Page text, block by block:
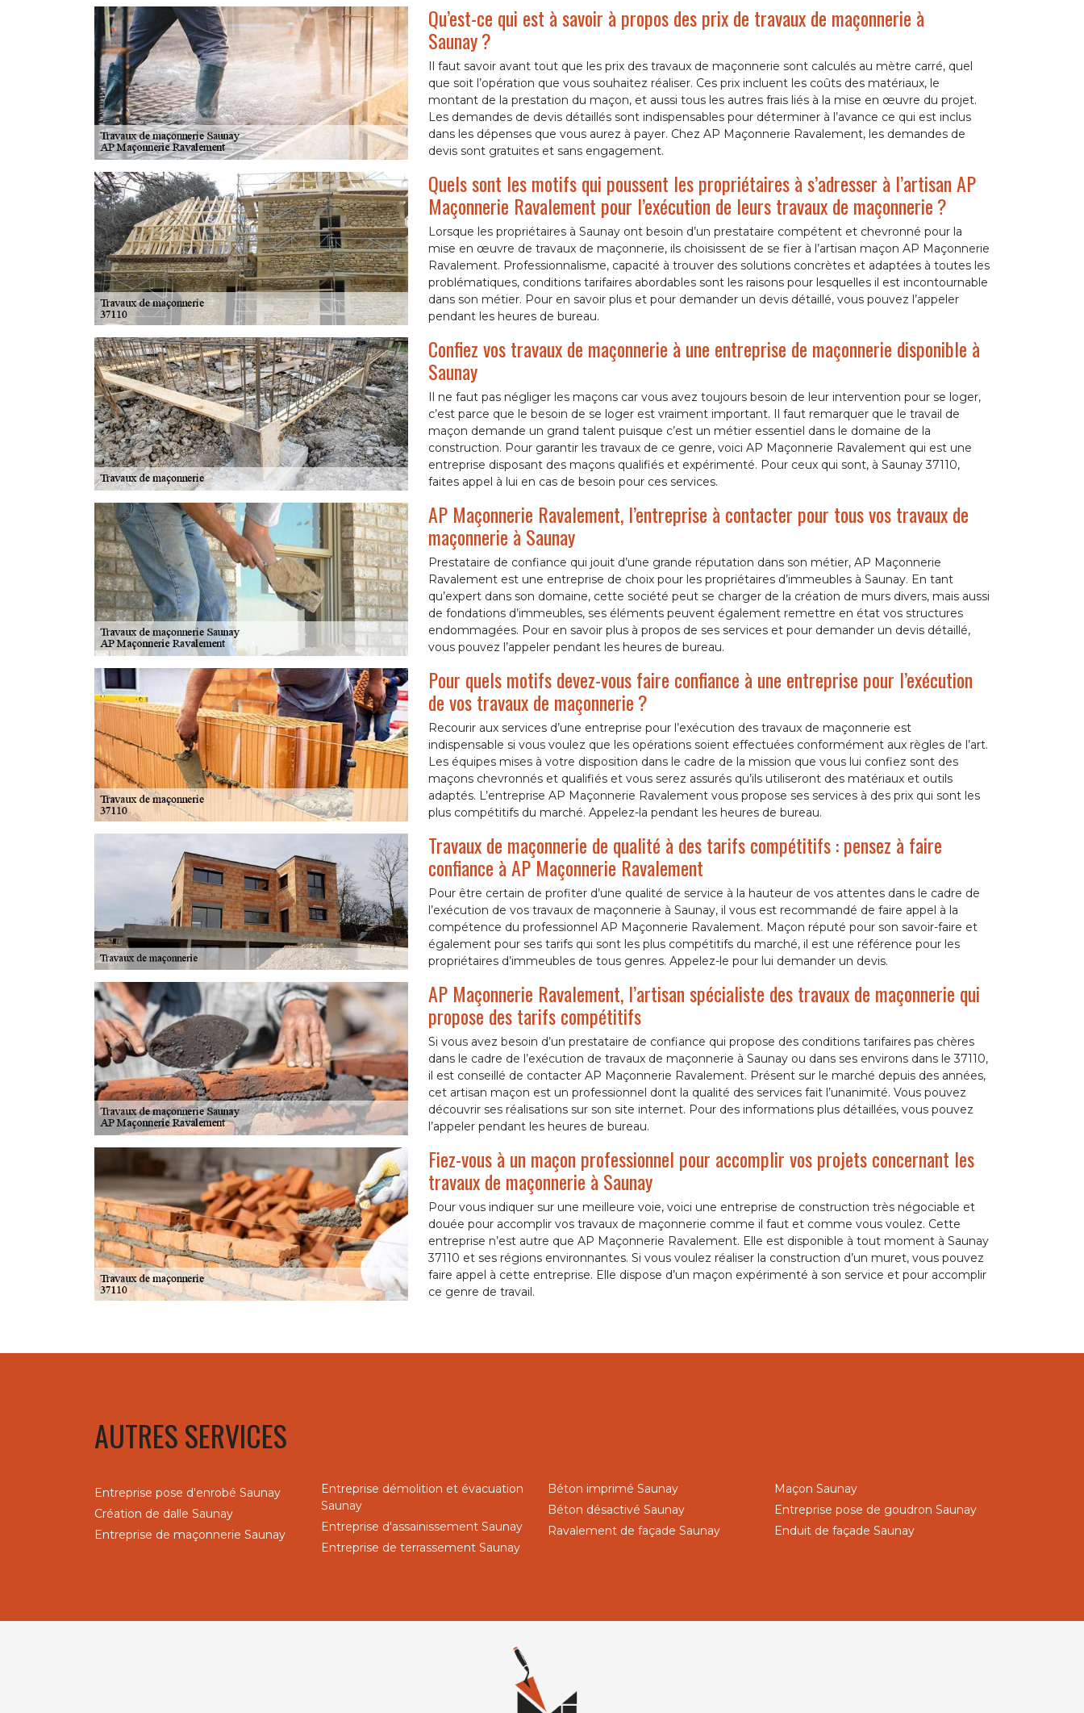
Qu’est-ce qui est à savoir à propos des prix de travaux de maçonnerie à
Saunay ?
Il faut savoir avant tout que les prix des travaux de maçonnerie sont calculés au mètre carré, quel
que soit l’opération que vous souhaitez réaliser. Ces prix incluent les coûts des matériaux, le
montant de la prestation du maçon, et aussi tous les autres frais liés à la mise en œuvre du projet.
Les demandes de devis détaillés sont indispensables pour déterminer à l’avance ce qui est inclus
dans les dépenses que vous aurez à payer. Chez AP Maçonnerie Ravalement, les demandes de
devis sont gratuites et sans engagement.
Quels sont les motifs qui poussent les propriétaires à s’adresser à l’artisan AP
Maçonnerie Ravalement pour l’exécution de leurs travaux de maçonnerie ?
Lorsque les propriétaires à Saunay ont besoin d’un prestataire compétent et chevronné pour la
mise en œuvre de travaux de maçonnerie, ils choisissent de se fier à l’artisan maçon AP Maçonnerie
Ravalement. Professionnalisme, capacité à trouver des solutions concrètes et adaptées à toutes les
problématiques, conditions tarifaires abordables sont les raisons pour lesquelles il est incontournable
dans son métier. Pour en savoir plus et pour demander un devis détaillé, vous pouvez l’appeler
pendant les heures de bureau.
Confiez vos travaux de maçonnerie à une entreprise de maçonnerie disponible à
Saunay
Il ne faut pas négliger les maçons car vous avez toujours besoin de leur intervention pour se loger,
c’est parce que le besoin de se loger est vraiment important. Il faut remarquer que le travail de
maçon demande un grand talent puisque c’est un métier essentiel dans le domaine de la
construction. Pour garantir les travaux de ce genre, voici AP Maçonnerie Ravalement qui est une
entreprise disposant des maçons qualifiés et expérimenté. Pour ceux qui sont, à Saunay 37110,
faites appel à lui en cas de besoin pour ces services.
AP Maçonnerie Ravalement, l’entreprise à contacter pour tous vos travaux de
maçonnerie à Saunay
Prestataire de confiance qui jouit d’une grande réputation dans son métier, AP Maçonnerie
Ravalement est une entreprise de choix pour les propriétaires d’immeubles à Saunay. En tant
qu’expert dans son domaine, cette société peut se charger de la création de murs divers, mais aussi
de fondations d’immeubles, ses éléments peuvent également remettre en état vos structures
endommagées. Pour en savoir plus à propos de ses services et pour demander un devis détaillé,
vous pouvez l’appeler pendant les heures de bureau.
Pour quels motifs devez-vous faire confiance à une entreprise pour l’exécution
de vos travaux de maçonnerie ?
Recourir aux services d’une entreprise pour l’exécution des travaux de maçonnerie est
indispensable si vous voulez que les opérations soient effectuées conformément aux règles de l’art.
Les équipes mises à votre disposition dans le cadre de la mission que vous lui confiez sont des
maçons chevronnés et qualifiés et vous serez assurés qu’ils utiliseront des matériaux et outils
adaptés. L’entreprise AP Maçonnerie Ravalement vous propose ses services à des prix qui sont les
plus compétitifs du marché. Appelez-la pendant les heures de bureau.
Travaux de maçonnerie de qualité à des tarifs compétitifs : pensez à faire
confiance à AP Maçonnerie Ravalement
Pour être certain de profiter d’une qualité de service à la hauteur de vos attentes dans le cadre de
l’exécution de vos travaux de maçonnerie à Saunay, il vous est recommandé de faire appel à la
compétence du professionnel AP Maçonnerie Ravalement. Maçon réputé pour son savoir-faire et
également pour ses tarifs qui sont les plus compétitifs du marché, il est une référence pour les
propriétaires d’immeubles de tous genres. Appelez-le pour lui demander un devis.
AP Maçonnerie Ravalement, l’artisan spécialiste des travaux de maçonnerie qui
propose des tarifs compétitifs
Si vous avez besoin d’un prestataire de confiance qui propose des conditions tarifaires pas chères
dans le cadre de l’exécution de travaux de maçonnerie à Saunay ou dans ses environs dans le 37110,
il est conseillé de contacter AP Maçonnerie Ravalement. Présent sur le marché depuis des années,
cet artisan maçon est un professionnel dont la qualité des services fait l’unanimité. Vous pouvez
découvrir ses réalisations sur son site internet. Pour des informations plus détaillées, vous pouvez
l’appeler pendant les heures de bureau.
Fiez-vous à un maçon professionnel pour accomplir vos projets concernant les
travaux de maçonnerie à Saunay
Pour vous indiquer sur une meilleure voie, voici une entreprise de construction très négociable et
douée pour accomplir vos travaux de maçonnerie comme il faut et comme vous voulez. Cette
entreprise n’est autre que AP Maçonnerie Ravalement. Elle est disponible à tout moment à Saunay
37110 et ses régions environnantes. Si vous voulez réaliser la construction d’un muret, vous pouvez
faire appel à cette entreprise. Elle dispose d’un maçon expérimenté à son service et pour accomplir
ce genre de travail.
AUTRES SERVICES
Entreprise pose d'enrobé Saunay
Création de dalle Saunay
Entreprise de maçonnerie Saunay
Entreprise démolition et évacuation
Saunay
Entreprise d'assainissement Saunay
Entreprise de terrassement Saunay
Béton imprimé Saunay
Béton désactivé Saunay
Ravalement de façade Saunay
Maçon Saunay
Entreprise pose de goudron Saunay
Enduit de façade Saunay